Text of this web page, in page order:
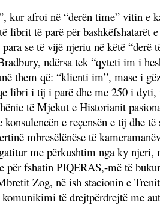
kur afroi në “derën time” vitin e
të parë për bashkëfshatarët
se të vijë njeriu në këtë “derë
ndërsa tek “qyteti im i
them që: “klienti im”, mase i
libri i tij i parë dhe me 250 i dyti,
të Mjekut e Historianit
e reçensën e tij dhe
mbresëlënëse të
me përkushtim nga ky njeri,
fshatin PIQERAS,-më të
Zog, në ish stacionin e
të drejtpërdrejtë me